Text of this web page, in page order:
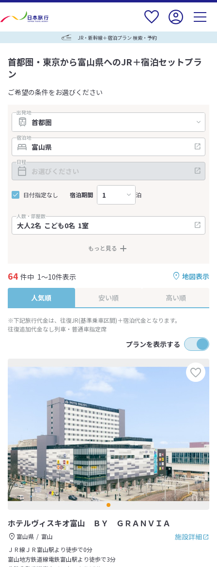
JR・新幹線＋宿泊プラン 検索・予約
首都圏・東京から富山県へのJR＋宿泊セットプラ
ン
ご希望の条件をお選びください
出発地
宿泊地
日程
日付指定なし 宿泊期間 泊
人数・部屋数
もっと見る
地図表示
64 件中 1～10件表示
人気順 安い順 高い順
※下記旅行代金は、往復JR(基準乗車区間)＋宿泊代金となります。
往復追加代金なし列車・普通車指定席
プランを表示する
ホテルヴィスキオ富山 ＢＹ ＧＲＡＮＶＩＡ
施設詳細
富山県
富山
ＪＲ線ＪＲ富山駅より徒歩で0分
富山地方鉄道線電鉄富山駅より徒歩で3分